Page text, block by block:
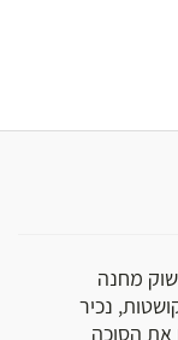
שוק מחנה
נכיר
את הסוכה